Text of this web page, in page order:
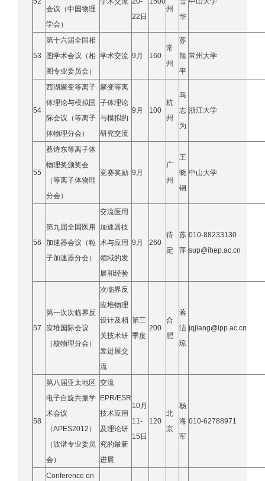
会议（中国物理
学会）
22日
州
华
53
第十六届全国相
图学术会议（相
图专业委员会）
学术交流 9月 160
常
州
苏
旭
平
常州大学
54
西湖聚变等离子
体理论与模拟国
际会议（等离子
体物理分会）
聚变等离
子体理论
与模拟的
研究交流
9月 100
杭
州
马
志
为
浙江大学
55
蔡诗东等离子体
物理奖颁奖会
（等离子体物理
分会）
竞赛奖励 9月
广
州
王
晓
钢
中山大学
56
第九届全国医用
加速器会议（粒
子加速器分会）
交流医用
加速器技
术与应用
领域的发
展和经验
9月 260
待
定
苏
萍
010-88233130
sup@ihep.ac.cn
57
第一次次临界反
应堆国际会议
（核物理分会）
次临界反
应堆物理
设计及相
关技术研
发进展交
流
第三
季度
200
合
肥
蒋
洁
琼
jqjiang@ipp.ac.cn
58
第八届亚太地区
电子自旋共振学
术会议
（APES2012）
（波谱专业委员
会）
交流
EPR/ESR
技术应用
及理论研
究的最新
进展
10月
11-
15日
120
北
京
杨
海
军
010-62788971
Conference on